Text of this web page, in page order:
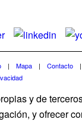
| Mapa | Contacto |
y de
y ofrecer